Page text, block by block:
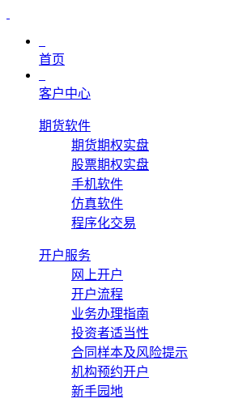
首页
客户中心
期货软件
期货期权实盘
股票期权实盘
手机软件
仿真软件
程序化交易
开户服务
网上开户
开户流程
业务办理指南
投资者适当性
合同样本及风险提示
机构预约开户
新手园地